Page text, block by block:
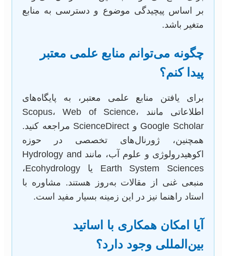
بر اساس پیچیدگی موضوع و دسترسی به منابع
متغیر باشد.
چگونه می‌توانم منابع علمی معتبر
پیدا کنم؟
برای یافتن منابع علمی معتبر، به پایگاه‌های
اطلاعاتی مانند Scopus، Web of Science،
Google Scholar و ScienceDirect مراجعه کنید.
همچنین، ژورنال‌های تخصصی در حوزه
اکوهیدرولوژی و علوم آب، مانند Hydrology and
Earth System Sciences یا Ecohydrology،
منبعی غنی از مقالات به‌روز هستند. مشاوره با
استاد راهنما نیز در این زمینه بسیار مفید است.
آیا امکان همکاری با اساتید
بین‌المللی وجود دارد؟